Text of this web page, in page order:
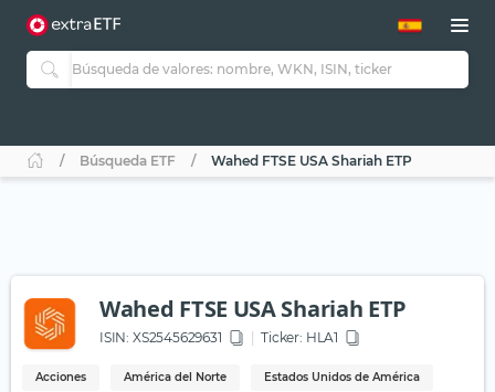
Búsqueda ETF Wahed FTSE USA Shariah ETP
Wahed FTSE USA Shariah ETP
ISIN: XS2545629631 Ticker: HLA1
Acciones América del Norte Estados Unidos de América